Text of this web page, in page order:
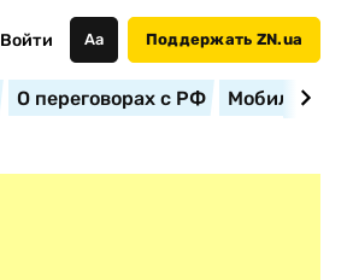
Войти Аа Поддержать ZN.ua
О переговорах с РФ